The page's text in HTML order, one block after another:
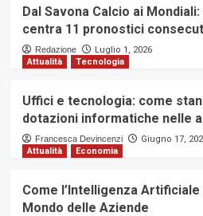
Dal Savona Calcio ai
centra 11 pronostici
Redazione
Luglio 1, 2026
Attualità
Tecnologia
Uffici e tecnologia: come
dotazioni informatiche nelle
Francesca Devincenzi
Giugno 17,
Attualità
Economia
Come l’Intelligenza
Mondo delle Aziende